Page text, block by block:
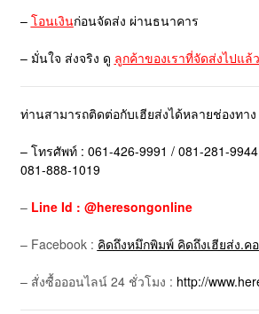
– โอนเงินก่อนจัดส่ง ผ่านธนาคาร
– มั่นใจ ส่งจริง ดู ลูกค้าของเราที่จัดส่งไปแล้ว
ท่านสามารถติดต่อกับเฮียส่งได้หลายช่องทาง
– โทรศัพท์ : 061-426-9991 / 081-281-
081-888-1019
– Line Id : @heresongonline
– Facebook : คิดถึงหมึกพิมพ์ คิดถึงเฮียส่ง.ค
– สั่งซื้อออนไลน์ 24 ชั่วโมง : http://